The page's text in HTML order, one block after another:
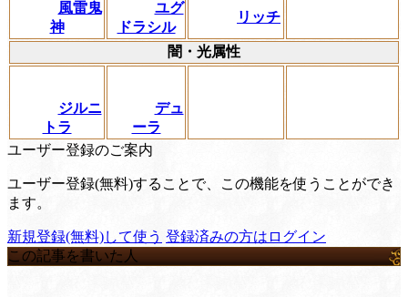
風雷鬼
神
ユグ
ドラシル
リッチ
闇・光属性
ジルニ
トラ
デュ
ーラ
ユーザー登録のご案内
ユーザー登録(無料)することで、この機能を使うことができ
ます。
新規登録(無料)して使う 登録済みの方はログイン
この記事を書いた人